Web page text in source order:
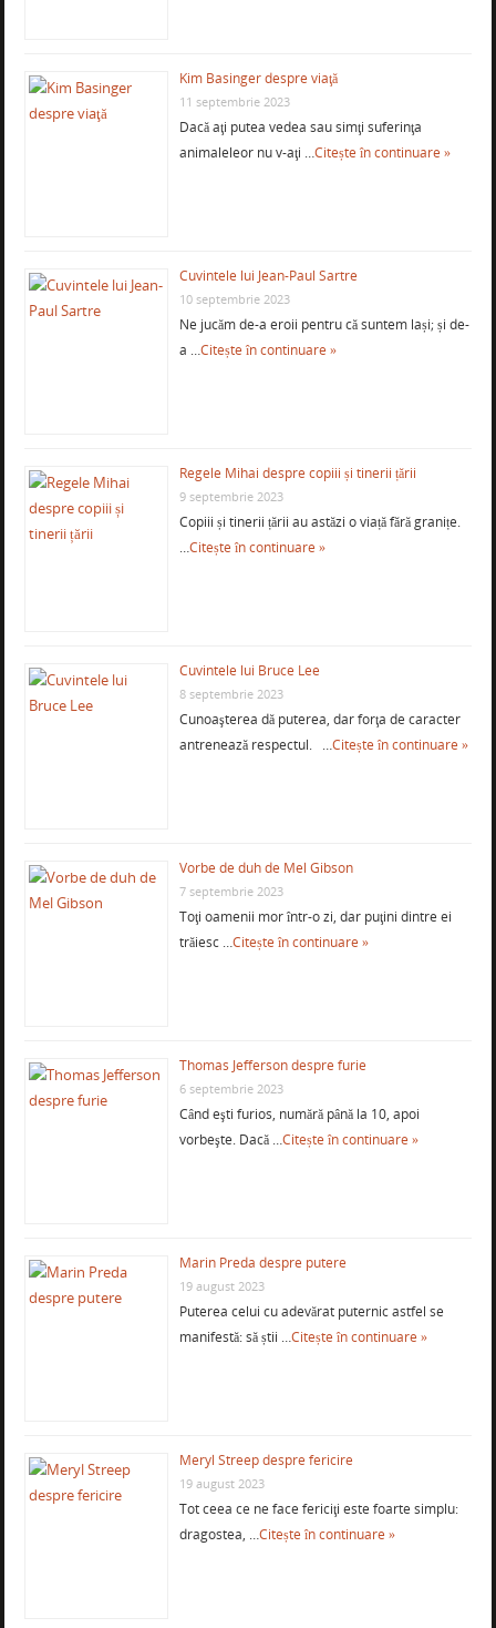
Kim Basinger despre viaţă
11 septembrie 2023
Dacă aţi putea vedea sau simţi suferinţa
animaleleor nu v-aţi …Citește în continuare »
Cuvintele lui Jean-Paul Sartre
10 septembrie 2023
Ne jucăm de-a eroii pentru că suntem lași; și de-
a …Citește în continuare »
Regele Mihai despre copiii și tinerii țării
9 septembrie 2023
Copiii și tinerii țării au astăzi o viață fără granițe.
…Citește în continuare »
Cuvintele lui Bruce Lee
8 septembrie 2023
Cunoaşterea dă puterea, dar forţa de caracter
antrenează respectul. …Citește în continuare »
Vorbe de duh de Mel Gibson
7 septembrie 2023
Toţi oamenii mor într-o zi, dar puţini dintre ei
trăiesc …Citește în continuare »
Thomas Jefferson despre furie
6 septembrie 2023
Când eşti furios, numără până la 10, apoi
vorbeşte. Dacă …Citește în continuare »
Marin Preda despre putere
19 august 2023
Puterea celui cu adevărat puternic astfel se
manifestă: să știi …Citește în continuare »
Meryl Streep despre fericire
19 august 2023
Tot ceea ce ne face fericiţi este foarte simplu:
dragostea, …Citește în continuare »